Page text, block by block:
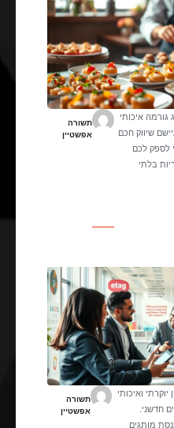
גורמה איכותי
שיווק חכם
לספק לכם
בלתי
תשורה
אפשטיין
ואיכותי
חדשני.
מותגים
תשורה
אפשטיין